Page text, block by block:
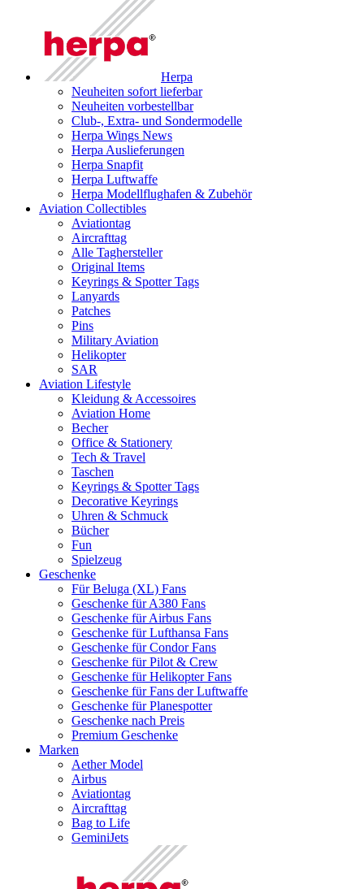
Herpa
Neuheiten sofort lieferbar
Neuheiten vorbestellbar
Club-, Extra- und Sondermodelle
Herpa Wings News
Herpa Auslieferungen
Herpa Snapfit
Herpa Luftwaffe
Herpa Modellflughafen & Zubehör
Aviation Collectibles
Aviationtag
Aircrafttag
Alle Taghersteller
Original Items
Keyrings & Spotter Tags
Lanyards
Patches
Pins
Military Aviation
Helikopter
SAR
Aviation Lifestyle
Kleidung & Accessoires
Aviation Home
Becher
Office & Stationery
Tech & Travel
Taschen
Keyrings & Spotter Tags
Decorative Keyrings
Uhren & Schmuck
Bücher
Fun
Spielzeug
Geschenke
Für Beluga (XL) Fans
Geschenke für A380 Fans
Geschenke für Airbus Fans
Geschenke für Lufthansa Fans
Geschenke für Condor Fans
Geschenke für Pilot & Crew
Geschenke für Helikopter Fans
Geschenke für Fans der Luftwaffe
Geschenke für Planespotter
Geschenke nach Preis
Premium Geschenke
Marken
Aether Model
Airbus
Aviationtag
Aircrafttag
Bag to Life
GeminiJets